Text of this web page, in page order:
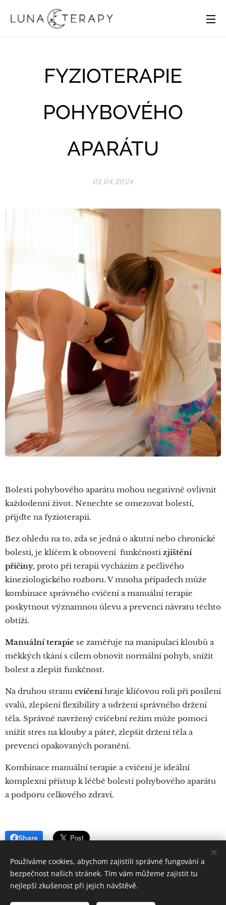
FYZIOTERAPIE
POHYBOVÉHO
APARÁTU
01.04.2024
Bolesti pohybového aparátu mohou negativně ovlivnit
každodenní život. Nenechte se omezovat bolestí,
přijďte na fyzioterapii.
Bez ohledu na to, zda se jedná o akutní nebo chronické
bolesti, je klíčem k obnovení funkčnosti zjištění
příčiny, proto při terapii vycházím z pečlivého
kineziologického rozboru. V mnoha případech může
kombinace správného cvičení a manuální terapie
poskytnout významnou úlevu a prevenci návratu těchto
obtíží.
Manuální terapie se zaměřuje na manipulaci kloubů a
měkkých tkání s cílem obnovit normální pohyb, snížit
bolest a zlepšit funkčnost.
Na druhou stranu cvičeníhraje klíčovou roli při posílení
svalů, zlepšení flexibility a udržení správného držení
těla. Správně navržený cvičební režim může pomoci
snížit stres na klouby a páteř, zlepšit držení těla a
prevenci opakovaných poranění.
Kombinace manuální terapie a cvičení je ideální
komplexní přístup k léčbě bolestí pohybového aparátu
a podporu celkového zdraví.
Share
Používáme cookies, abychom zajistili správné fungování a
bezpečnost našich stránek. Tím vám můžeme zajistit tu
nejlepší zkušenost při jejich návštěvě.